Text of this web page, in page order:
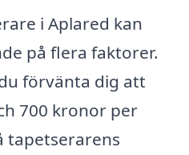
i Aplared kan
på flera faktorer.
förvänta dig att
700 kronor per
tapetserarens